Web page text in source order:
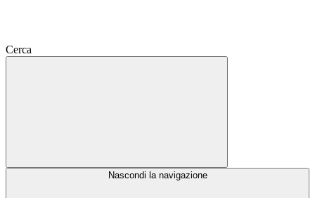
Cerca
Nascondi la navigazione